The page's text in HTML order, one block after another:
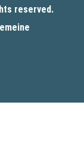
reserved.